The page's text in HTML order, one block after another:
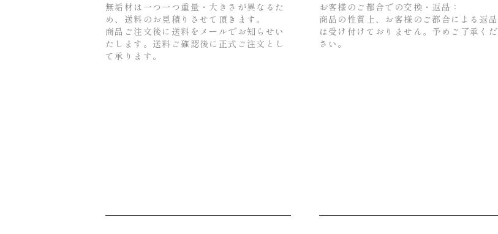
無垢材は一つ一つ重量・大きさが異なるた
め、送料のお見積りさせて頂きます。
商品ご注文後に送料をメールでお知らせい
たします。送料ご確認後に正式ご注文とし
て承ります。
お客様のご都合での交換・返品：
商品の性質上、お客様のご都合による返品
は受け付けておりません。予めご了承くだ
さい。